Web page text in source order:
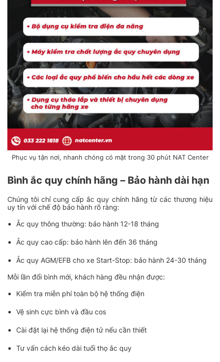
Phục vụ tận nơi, nhanh chóng có mặt trong 30 phút NAT Center
Bình ắc quy chính hãng – Bảo hành dài hạn
Chúng tôi chỉ cung cấp ắc quy chính hãng từ các thương hiệu
uy tín với chế độ bảo hành rõ ràng:
Ắc quy thông thường: bảo hành 12-18 tháng
Ắc quy cao cấp: bảo hành lên đến 36 tháng
Ắc quy AGM/EFB cho xe Start-Stop: bảo hành 24-30 tháng
Mỗi lần đổi bình mới, khách hàng đều nhận được:
Kiểm tra miễn phí toàn bộ hệ thống điện
Vệ sinh cực bình và đầu cos
Cài đặt lại hệ thống điện tử nếu cần thiết
Tư vấn cách kéo dài tuổi thọ ắc quy